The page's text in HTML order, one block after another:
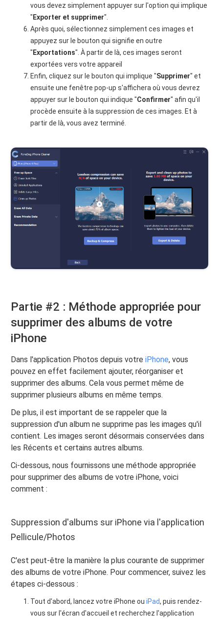
vous devez simplement appuyer sur l'option qui implique
" Exporter et supprimer".
Après quoi, sélectionnez simplement ces images et
appuyez sur le bouton qui signifie en outre
" Exportations". À partir de là, ces images seront
exportées vers votre appareil
Enfin, cliquez sur le bouton qui implique "Supprimer" et
ensuite une fenêtre pop-up s'affichera où vous devrez
appuyer sur le bouton qui indique "Confirmer" afin qu'il
procède ensuite à la suppression de ces images. Et à
partir de là, vous avez terminé.
Partie #2 : Méthode appropriée pour
supprimer des albums de votre
iPhone
Dans l'application Photos depuis votreiPhone, vous
pouvez en effet facilement ajouter, réorganiser et
supprimer des albums. Cela vous permet même de
supprimer plusieurs albums en même temps.
De plus, il est important de se rappeler que la
suppression d'un album ne supprime pas les images qu'il
contient. Les images seront désormais conservées dans
les Récents et certains autres albums.
Ci-dessous, nous fournissons une méthode appropriée
pour supprimer des albums de votre iPhone, voici
comment :
Suppression d'albums sur iPhone via l'application
Pellicule/Photos
C'est peut-être la manière la plus courante de supprimer
des albums de votre iPhone. Pour commencer, suivez les
étapes ci-dessous :
Tout d'abord, lancez votre iPhone ouiPad, puis rendez-
vous sur l'écran d'accueil et recherchez l'application